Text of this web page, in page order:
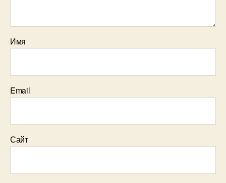
Имя
Email
Сайт